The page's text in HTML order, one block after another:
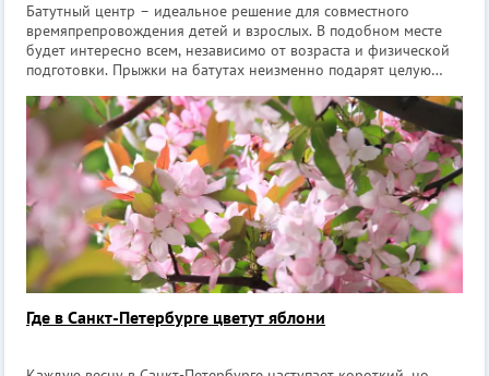
Батутный центр – идеальное решение для совместного
времяпрепровождения детей и взрослых. В подобном месте
будет интересно всем, независимо от возраста и физической
подготовки. Прыжки на батутах неизменно подарят целую
необходимую для них физиче
Где в Санкт-Петербурге цветут яблони